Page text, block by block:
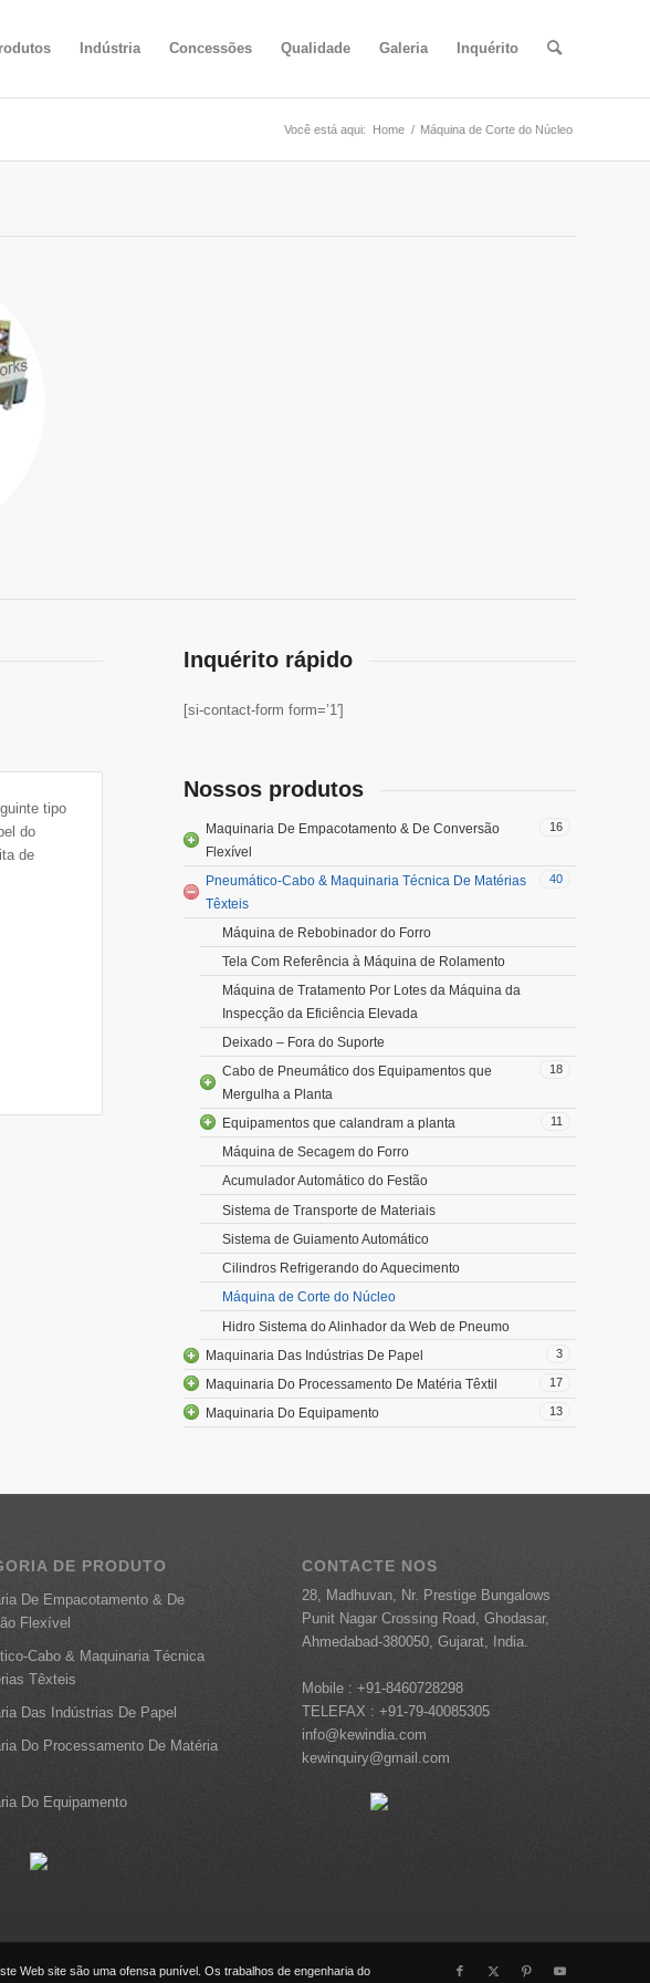
Indústria Concessões Qualidade Galeria Inquérito
Você está aqui: Home / Máquina de Corte do Núcleo
tipo
do
de
Inquérito rápido
[si-contact-form form=’1′]
Nossos produtos
16
Maquinaria De Empacotamento & De Conversão
Flexível
40
Pneumático-Cabo & Maquinaria Técnica De Matérias
Têxteis
Máquina de Rebobinador do Forro
Tela Com Referência à Máquina de Rolamento
Máquina de Tratamento Por Lotes da Máquina da
Inspecção da Eficiência Elevada
Deixado – Fora do Suporte
18
Cabo de Pneumático dos Equipamentos que
Mergulha a Planta
11
Equipamentos que calandram a planta
Máquina de Secagem do Forro
Acumulador Automático do Festão
Sistema de Transporte de Materiais
Sistema de Guiamento Automático
Cilindros Refrigerando do Aquecimento
Máquina de Corte do Núcleo
Hidro Sistema do Alinhador da Web de Pneumo
3
Maquinaria Das Indústrias De Papel
17
Maquinaria Do Processamento De Matéria Têxtil
13
Maquinaria Do Equipamento
DE PRODUTO
De Empacotamento & De
Flexível
Cabo & Maquinaria Técnica
Têxteis
Das Indústrias De Papel
Do Processamento De Matéria
Do Equipamento
CONTACTE NOS
28, Madhuvan, Nr. Prestige Bungalows
Punit Nagar Crossing Road, Ghodasar,
Ahmedabad-380050, Gujarat, India.
Mobile : +91-8460728298
TELEFAX : +91-79-40085305
info@kewindia.com
kewinquiry@gmail.com
Web site são uma ofensa punível. Os trabalhos de engenharia do